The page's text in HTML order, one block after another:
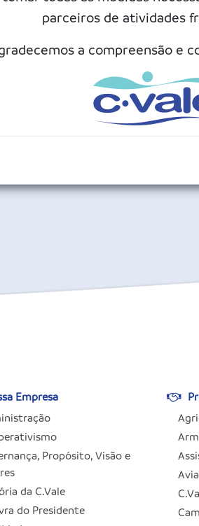
de laudos de acompanhamento
de Seguro Agrícola ou
taxas e carências adequadas a cada
parceiros de atividades
a compreensão e
Empresa
Propósito, Visão e
da C.Vale
do Presidente